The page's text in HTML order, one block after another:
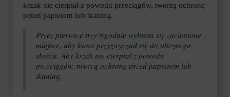
krzak nie cierpiał z powodu przeciągów, tworzą ochronę
przed papierem lub tkaniną.
Przez pierwsze trzy tygodnie wybiera się zacienione
miejsce, aby kwiat przyzwyczaił się do ulicznego
słońca. Aby krzak nie cierpiał z powodu
przeciągów, tworzą ochronę przed papierem lub
tkaniną.